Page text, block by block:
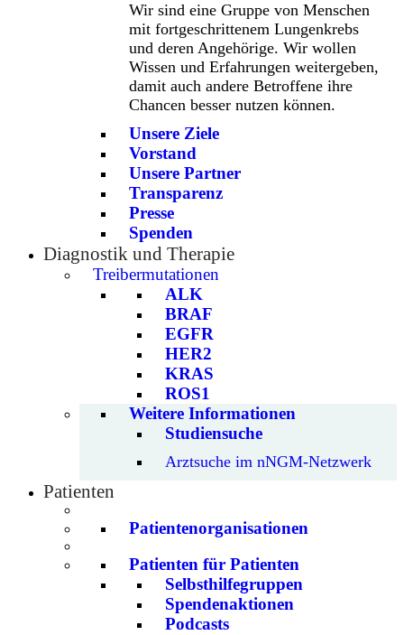
Wir sind eine Gruppe von Menschen
mit fortgeschrittenem Lungenkrebs
und deren Angehörige. Wir wollen
Wissen und Erfahrungen weitergeben,
damit auch andere Betroffene ihre
Chancen besser nutzen können.
Unsere Ziele
Vorstand
Unsere Partner
Transparenz
Presse
Spenden
Diagnostik und Therapie
Treibermutationen
ALK
BRAF
EGFR
HER2
KRAS
ROS1
Weitere Informationen
Studiensuche
Arztsuche im nNGM-Netzwerk
Patienten
Patientenorganisationen
Patienten für Patienten
Selbsthilfegruppen
Spendenaktionen
Podcasts